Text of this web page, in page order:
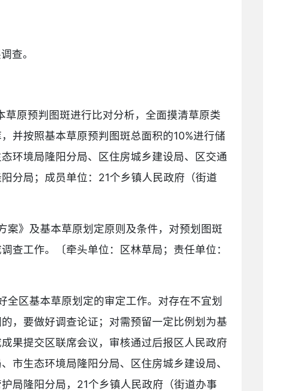
查。
草原预判图斑进行比对分析，全面摸清草原类
并按照基本草原预判图斑总面积的10%进行储
环境局隆阳分局、区住房城乡建设局、区交通
分局；成员单位：21个乡镇人民政府（街道
案》及基本草原划定原则及条件，对预划图斑
查工作。〔牵头单位：区林草局；责任单位：
全区基本草原划定的审定工作。对存在不宜划
，要做好调查论证；对需预留一定比例划为基
果提交区联席会议，审核通过后报区人民政府
市生态环境局隆阳分局、区住房城乡建设局、
局隆阳分局，21个乡镇人民政府（街道办事